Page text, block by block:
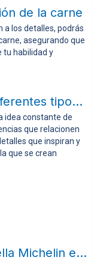
de la carne
a los detalles, podrás
asegurando que
tu habilidad y
¿Cuáles son los diferentes tipos de vajillas?
idea constante de
que relacionen
que inspiran y
que se crean
¿Qué es una estrella Michelin en cocina?